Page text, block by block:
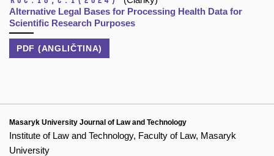
Alternative Legal Bases for Processing Health Data for
Scientific Research Purposes
PDF (ANGLIČTINA)
Masaryk University Journal of Law and Technology
Institute of Law and Technology, Faculty of Law, Masaryk
University